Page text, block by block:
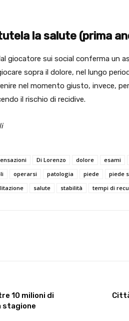
la salute (prima
giocatore sui social conferma un
sopra il dolore, nel lungo
nel momento giusto, invece,
il rischio di recidive.
Di Lorenzo dolore esami
operarsi patologia piede piede
salute stabilità tempi di
10 milioni di
stagione